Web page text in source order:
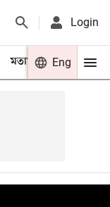
Login
মতামত খেলা
Eng